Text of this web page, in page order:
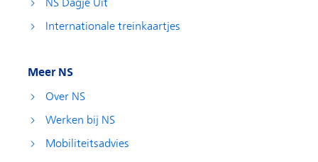
NS Dagje Uit
Internationale treinkaartjes
Meer NS
Over NS
Werken bij NS
Mobiliteitsadvies